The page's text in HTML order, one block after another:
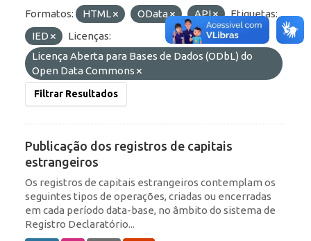
Formatos: HTML OData API
Etiquetas:
IED
Licenças:
Licença Aberta para Bases de Dados (ODbL) do
Open Data Commons
Filtrar Resultados
Publicação dos registros de capitais
estrangeiros
Os registros de capitais estrangeiros contemplam os
seguintes tipos de operações, criadas ou encerradas
em cada período data-base, no âmbito do sistema de
Registro Declaratório...